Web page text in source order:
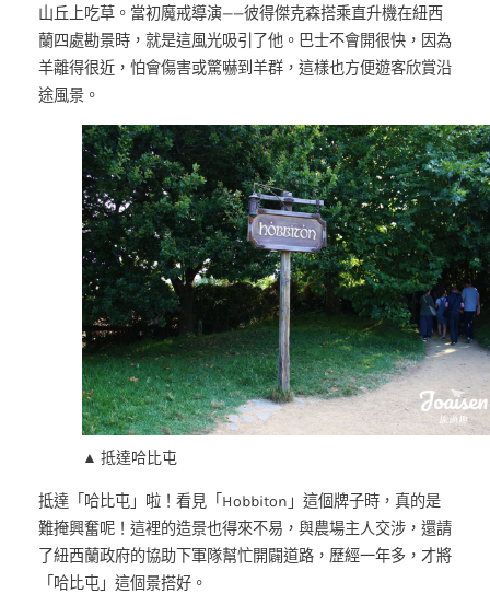
山丘上吃草。當初魔戒導演——彼得傑克森搭乘直升機在紐西
蘭四處勘景時，就是這風光吸引了他。巴士不會開很快，因為
羊離得很近，怕會傷害或驚嚇到羊群，這樣也方便遊客欣賞沿
途風景。
▲ 抵達哈比屯
抵達「哈比屯」啦！看見「Hobbiton」這個牌子時，真的是
難掩興奮呢！這裡的造景也得來不易，與農場主人交涉，還請
了紐西蘭政府的協助下軍隊幫忙開闢道路，歷經一年多，才將
「哈比屯」這個景搭好。